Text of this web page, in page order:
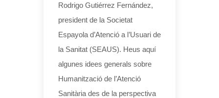
Rodrigo Gutiérrez Fernández,
president de la Societat
Espayola d’Atenció a l’Usuari de
la Sanitat (SEAUS). Heus aquí
algunes idees generals sobre
Humanització de l’Atenció
Sanitària des de la perspectiva